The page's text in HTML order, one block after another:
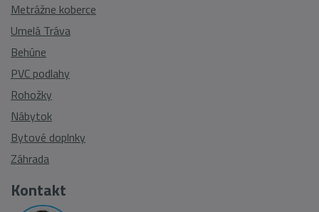
Metrážne koberce
Umelá Tráva
Behúne
PVC podlahy
Rohožky
Nábytok
Bytové doplnky
Záhrada
Kontakt